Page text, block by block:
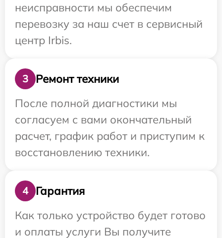
неисправности мы обеспечим
перевозку за наш счет в сервисный
центр Irbis.
3
Ремонт техники
После полной диагностики мы
согласуем с вами окончательный
расчет, график работ и приступим к
восстановлению техники.
4
Гарантия
Как только устройство будет готово
и оплаты услуги Вы получите